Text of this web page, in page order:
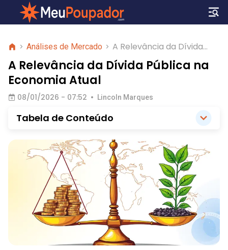
> Análises de Mercado > A Relevância da Dívida
Pública na Economia Atual
A Relevância da Dívida Pública na
Economia Atual
08/01/2026 - 07:52 • Lincoln Marques
Tabela de Conteúdo